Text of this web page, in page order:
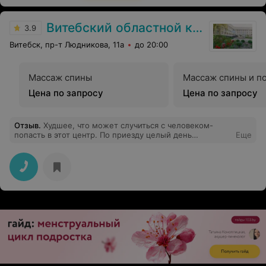
3.9 Витебский областной клинический кардиологический центр
Витебск, пр-т Людникова, 11а до 20:00
Массаж спины
Цена по запросу
Массаж спины и
Цена по запросу
Отзыв. Худшее, что может случиться с человеком-
попасть в этот центр. По приезду целый день
Записались по поводу Холтера. Сделали кучу ЭКГ, ну
им же виднее. В итоге - требуемое не сделано,
выписаны домой с ковидом , температурой и
скандалами.(Врач Шишкина) Безалаберное и хамское
отношение к пациентам.
Еще